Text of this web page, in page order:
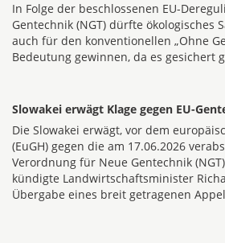
In Folge der beschlossenen EU-
Gentechnik (NGT) dürfte ökologisches
auch für den konventionellen „Ohne
Bedeutung gewinnen, da es gesichert
Slowakei erwägt Klage gegen EU-
Die Slowakei erwägt, vor dem
(EuGH) gegen die am 17.06.2026
Verordnung für Neue Gentechnik
kündigte Landwirtschaftsminister
Übergabe eines breit getragenen